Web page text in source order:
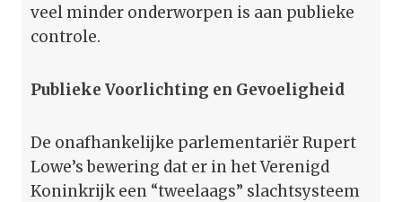
veel minder onderworpen is aan publieke
controle.
Publieke Voorlichting en Gevoeligheid
De onafhankelijke parlementariër Rupert
Lowe’s bewering dat er in het Verenigd
Koninkrijk een “tweelaags” slachtsysteem